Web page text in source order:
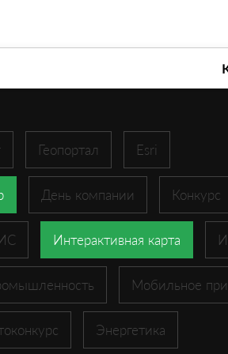
Геопортал Esri
День компании Конкурс
Интерактивная карта
Мобильное
Энергетика